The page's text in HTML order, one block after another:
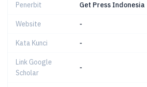
Penerbit Get Press Indonesia
Website -
Kata Kunci -
Link Google
Scholar
-